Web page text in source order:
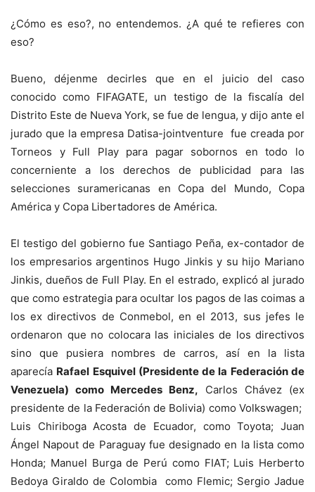
¿Cómo es eso?, no entendemos. ¿A qué te refieres con
eso?
Bueno, déjenme decirles que en el juicio del caso
conocido como FIFAGATE, un testigo de la fiscalía del
Distrito Este de Nueva York, se fue de lengua, y dijo ante el
jurado que la empresa Datisa-jointventure fue creada por
Torneos y Full Play para pagar sobornos en todo lo
concerniente a los derechos de publicidad para las
selecciones suramericanas en Copa del Mundo, Copa
América y Copa Libertadores de América.
El testigo del gobierno fue Santiago Peña, ex-contador de
los empresarios argentinos Hugo Jinkis y su hijo Mariano
Jinkis, dueños de Full Play. En el estrado, explicó al jurado
que como estrategia para ocultar los pagos de las coimas a
los ex directivos de Conmebol, en el 2013, sus jefes le
ordenaron que no colocara las iniciales de los directivos
sino que pusiera nombres de carros, así en la lista
aparecía Rafael Esquivel (Presidente de la Federación de
Venezuela) como Mercedes Benz, Carlos Chávez (ex
presidente de la Federación de Bolivia) como Volkswagen;
Luis Chiriboga Acosta de Ecuador, como Toyota; Juan
Ángel Napout de Paraguay fue designado en la lista como
Honda; Manuel Burga de Perú como FIAT; Luis Herberto
Bedoya Giraldo de Colombia como Flemic; Sergio Jadue